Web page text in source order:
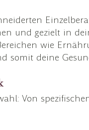
und gezielt in
wie
somit deine
Von